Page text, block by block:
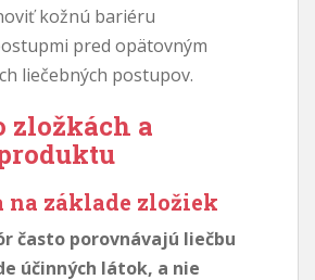
kožnú bariéru
pred opätovným
liečebných postupov.
zložkách a
na základe zložiek
často porovnávajú liečbu
účinných látok, a nie